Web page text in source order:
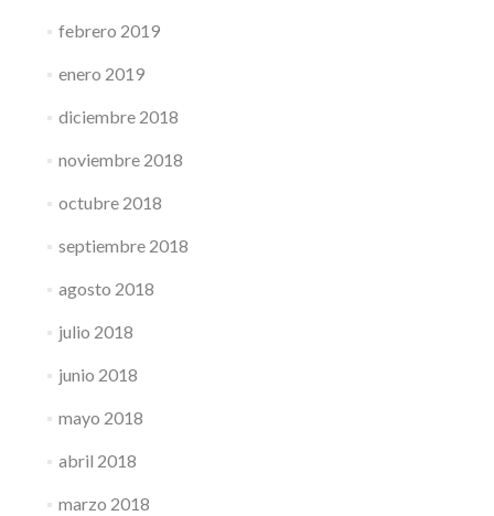
febrero 2019
enero 2019
diciembre 2018
noviembre 2018
octubre 2018
septiembre 2018
agosto 2018
julio 2018
junio 2018
mayo 2018
abril 2018
marzo 2018